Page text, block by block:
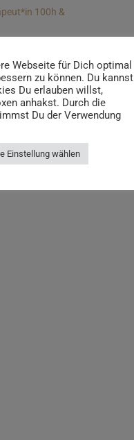
100h &
| 10 h
Webseite für Dich optimal
zu können. Du kannst
Du erlauben willst,
anhakst. Durch die
Du der Verwendung
Einstellung wählen